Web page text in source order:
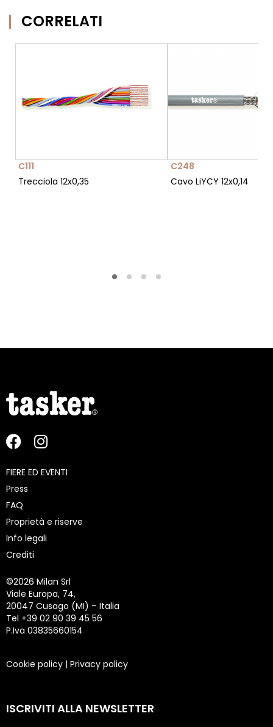
CORRELATI
C111
Trecciola 12x0,35
C248
Cavo LiYCY 12x0,14
FIERE ED EVENTI
Press
FAQ
Proprietà e riserve
Info legali
Crediti
©2026 Milan Srl
Viale Europa, 74,
20047 Cusago (MI) – Italia
Tel +39 02 90 39 45 56
P.Iva 03835660154
Cookie policy | Privacy policy
ISCRIVITI ALLA NEWSLETTER